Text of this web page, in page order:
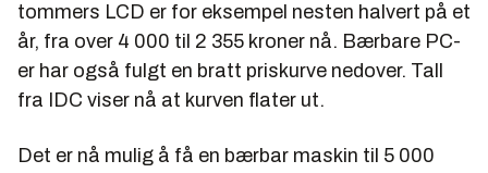
tommers LCD er for eksempel nesten halvert på et
år, fra over 4 000 til 2 355 kroner nå. Bærbare PC-
er har også fulgt en bratt priskurve nedover. Tall
fra IDC viser nå at kurven flater ut.
Det er nå mulig å få en bærbar maskin til 5 000